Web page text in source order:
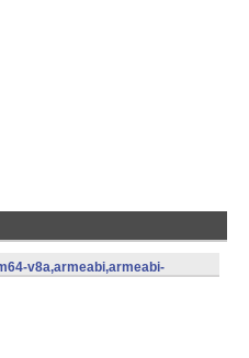
v8a,armeabi,armeabi-